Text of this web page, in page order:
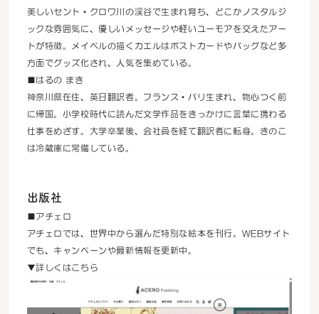
美しいセント・クロワ川の渓谷で生まれ育ち、どこかノスタルジ
ックな雰囲気に、優しいメッセージや軽いユーモアを交えたアー
トが特徴。メイベルの描くカエルはポストカードやバッグなど多
方面でグッズ化され、人気を集めている。
■はるの まき
神奈川県在住、英日翻訳者。フランス・パリ生まれ、物心つく前
に帰国。小学校時代に読んだ文学作品をきっかけに言葉に携わる
仕事をめざす。大学卒業後、会社員を経て翻訳者に転身。きのこ
は冷蔵庫に常備している。
出版社
■アチェロ
アチェロでは、世界中から選んだ特別な絵本を刊行。WEBサイト
でも、キャンペーンや最新情報を更新中。
▼詳しくはこちら